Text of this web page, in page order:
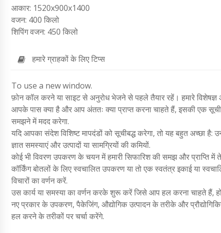
आकार: 1520x900x1400
वजन: 400 किलो
शिपिंग वजन: 450 किलो
हमारे ग्राहकों के लिए टिप्स
To use a new window.
फ़ोन कॉल करने या साइट से अनुरोध भेजने से पहले तैयार रहें। हमारे
आपके पास क्या है और आप अंततः क्या प्राप्त करना चाहते हैं, इसकी एक
समझने में मदद करेगा.
यदि आपका संदेश विशिष्ट मापदंडों को सूचीबद्ध करेगा, तो यह बहुत अच्छा
ज्ञात समस्याएं और उत्पादों या सामग्रियों की कमियों.
कोई भी विवरण उपकरण के चयन में हमारी सिफारिश की समझ और प्राप्ति में
कॉर्किंग बोतलों के लिए स्वचालित उपकरण या तो एक स्वतंत्र इकाई या
विचारों का वर्णन करें.
उस कार्य या समस्या का वर्णन करके शुरू करें जिसे आप हल करना चाहते हैं,
नए प्रकार के उपकरण, पैकेजिंग, औद्योगिक उत्पादन के तरीके और
हल करने के तरीकों पर चर्चा करेंगे.